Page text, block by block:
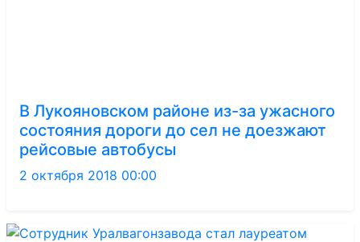
В Лукояновском районе из-за ужасного
состояния дороги до сел не доезжают
рейсовые автобусы
2 октября 2018 00:00